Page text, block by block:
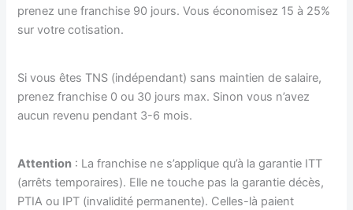
prenez une franchise 90 jours. Vous économisez 15 à 25%
sur votre cotisation.
Si vous êtes TNS (indépendant) sans maintien de salaire,
prenez franchise 0 ou 30 jours max. Sinon vous n’avez
aucun revenu pendant 3-6 mois.
Attention : La franchise ne s’applique qu’à la garantie ITT
(arrêts temporaires). Elle ne touche pas la garantie décès,
PTIA ou IPT (invalidité permanente). Celles-là paient